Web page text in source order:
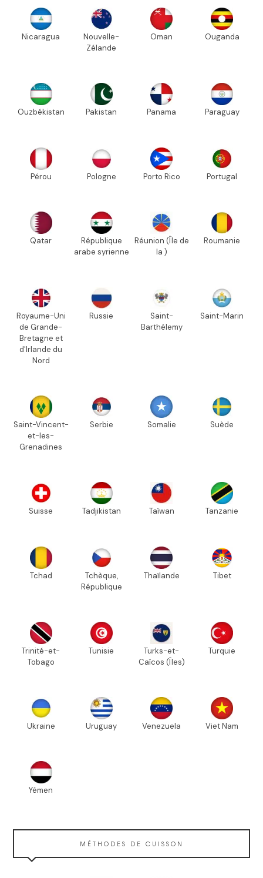
Nicaragua
Nouvelle-
Zélande
Oman Ouganda
Ouzbékistan Pakistan Panama Paraguay
Pérou Pologne Porto Rico Portugal
Qatar
République
arabe syrienne
Réunion (Île de
la )
Roumanie
Royaume-Uni
de Grande-
Bretagne et
d'Irlande du
Nord
Russie
Saint-
Barthélemy
Saint-Marin
Saint-Vincent-
et-les-
Grenadines
Serbie Somalie Suède
Suisse Tadjikistan Taïwan Tanzanie
Tchad
Tchèque,
République
Thaïlande Tibet
Trinité-et-
Tobago
Tunisie
Turks-et-
Caïcos (Îles)
Turquie
Ukraine Uruguay Venezuela Viet Nam
Yémen
MÉTHODES DE CUISSON